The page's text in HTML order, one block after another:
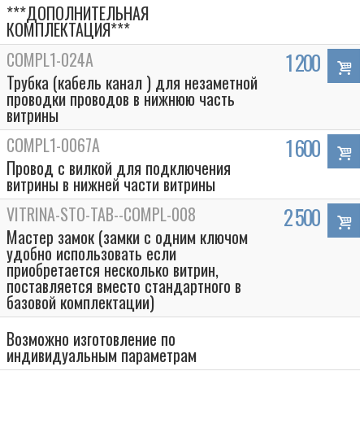
***ДОПОЛНИТЕЛЬНАЯ
КОМПЛЕКТАЦИЯ***
COMPL1-024A
Трубка (кабель канал ) для незаметной
проводки проводов в нижнюю часть
витрины
1 200
COMPL1-0067A
Провод с вилкой для подключения
витрины в нижней части витрины
1 600
VITRINA-STO-TAB--COMPL-008
Мастер замок (замки с одним ключом
удобно использовать если
приобретается несколько витрин,
поставляется вместо стандартного в
базовой комплектации)
2 500
Возможно изготовление по
индивидуальным параметрам